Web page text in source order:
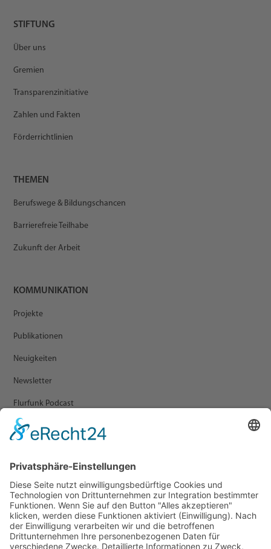
STIFTUNG
Über uns
Gremien
Transparenzinitiative
Zahlen und Fakten
Förderrichtlinien
THEMEN
Berufswege & Bildungschancen
Barrierefreie Teilhabe
Zukunft der Arbeit
KOMMUNIKATION
Projekte
Publikationen
Neuigkeiten
Newsletter
Flurfunk Podcast
Presse
Veranstaltungen
Newsletter Archiv